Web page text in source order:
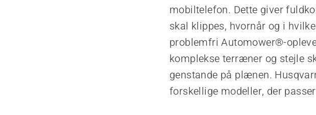
mobiltelefon. Dette giver
skal klippes, hvornår og i
problemfri Automower®-
komplekse terræner og stejle
genstande på plænen.
forskellige modeller, der